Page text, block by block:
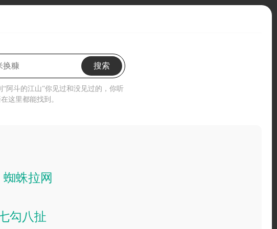
搜索
阿斗的江山”你见过和没见过的，你听
这里都能找到。
蜘蛛拉网
勾八扯